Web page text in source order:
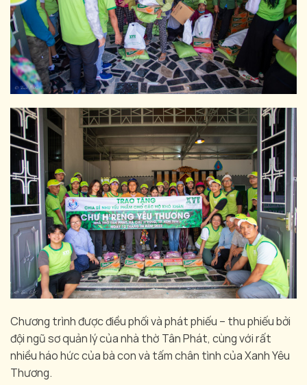
Chương trình được điều phối và phát phiếu – thu phiếu bởi
đội ngũ sơ quản lý của nhà thờ Tân Phát, cùng với rất
nhiều háo hức của bà con và tấm chân tình của Xanh Yêu
Thương.